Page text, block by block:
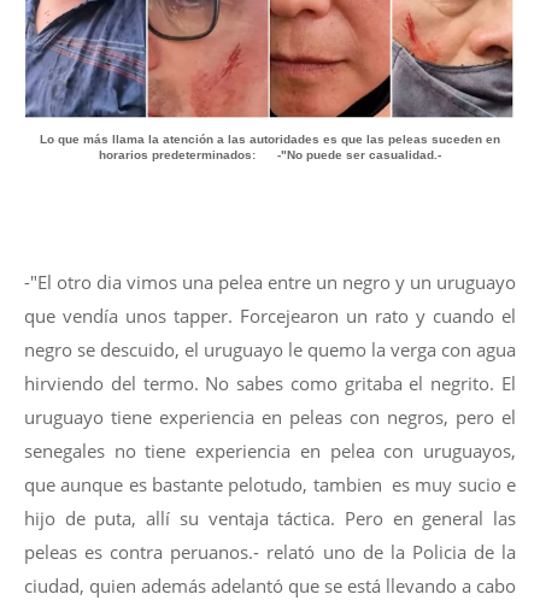
Lo que más llama la atención a las autoridades es que las peleas suceden en
horarios predeterminados: -"No puede ser casualidad.-
-"El otro dia vimos una pelea entre un negro y un uruguayo
que vendía unos tapper. Forcejearon un rato y cuando el
negro se descuido, el uruguayo le quemo la verga con agua
hirviendo del termo. No sabes como gritaba el negrito. El
uruguayo tiene experiencia en peleas con negros, pero el
senegales no tiene experiencia en pelea con uruguayos,
que aunque es bastante pelotudo, tambien es muy sucio e
hijo de puta, allí su ventaja táctica. Pero en general las
peleas es contra peruanos.- relató uno de la Policia de la
ciudad, quien además adelantó que se está llevando a cabo